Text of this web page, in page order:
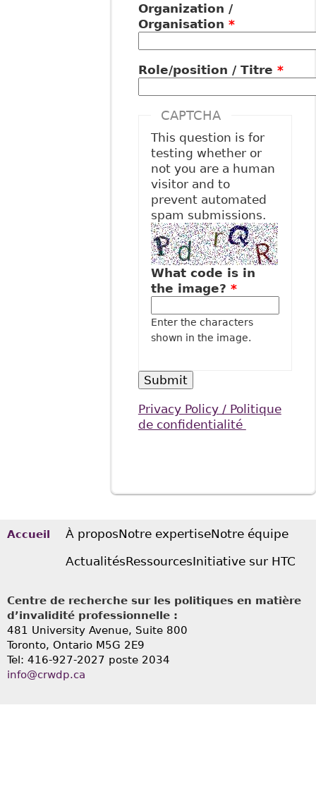
Organization /
Organisation *
Role/position / Titre *
CAPTCHA
This question is for
testing whether or
not you are a human
visitor and to
prevent automated
spam submissions.
What code is in
the image? *
Enter the characters
shown in the image.
Privacy Policy / Politique
de confidentialité
Accueil À proposNotre expertiseNotre équipe
ActualitésRessourcesInitiative sur HTC
Centre de recherche sur les politiques en matière
d’invalidité professionnelle :
481 University Avenue, Suite 800
Toronto, Ontario M5G 2E9
Tel: 416-927-2027 poste 2034
info@crwdp.ca